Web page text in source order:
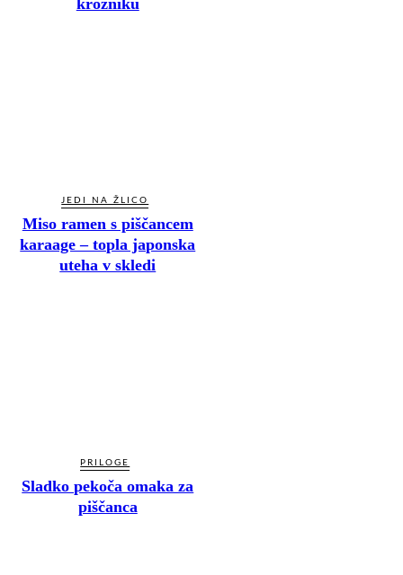
JEDI NA ŽLICO
Miso ramen s piščancem
karaage – topla japonska
uteha v skledi
PRILOGE
Sladko pekoča omaka za
piščanca